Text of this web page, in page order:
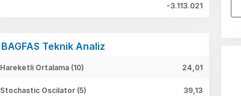
-3.113.021
BAGFAS Teknik Analiz
Hareketli Ortalama (10) 24,01
Stochastic Oscilator (5) 39,13